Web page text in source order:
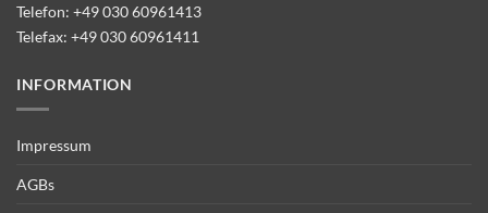
Telefon: +49 030 60961413
Telefax: +49 030 60961411
INFORMATION
Impressum
AGBs